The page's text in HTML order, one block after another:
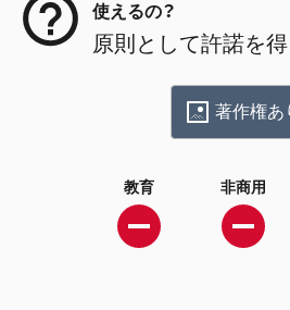
使えるの？
原則として許諾を
著作権あ
教育 非商用